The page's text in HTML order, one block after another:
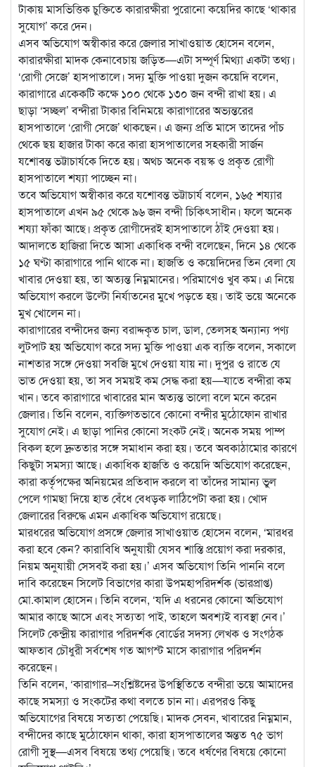
টাকায় মাসভিত্তিক চুক্তিতে কারারক্ষীরা পুরোনো কয়েদির কাছে ‘থাকার
সুযোগ’ করে দেন।
এসব অভিযোগ অস্বীকার করে জেলার সাখাওয়াত হোসেন বলেন,
কারারক্ষীরা মাদক কেনাবেচায় জড়িত—এটা সম্পূর্ণ মিথ্যা একটা তথ্য।
‘রোগী সেজে’ হাসপাতালে। সদ্য মুক্তি পাওয়া দুজন কয়েদি বলেন,
কারাগারে একেকটি কক্ষে ১০০ থেকে ১৩০ জন বন্দী রাখা হয়। এ
ছাড়া ‘সচ্ছল’ বন্দীরা টাকার বিনিময়ে কারাগারের অভ্যন্তরের
হাসপাতালে ‘রোগী সেজে’ থাকছেন। এ জন্য প্রতি মাসে তাদের পাঁচ
থেকে ছয় হাজার টাকা করে কারা হাসপাতালের সহকারী সার্জন
যশোবন্ত ভট্টাচার্যকে দিতে হয়। অথচ অনেক বয়স্ক ও প্রকৃত রোগী
হাসপাতালে শয্যা পাচ্ছেন না।
তবে অভিযোগ অস্বীকার করে যশোবন্ত ভট্টাচার্য বলেন, ১৬৫ শয্যার
হাসপাতালে এখন ৯৫ থেকে ৯৬ জন বন্দী চিকিৎসাধীন। ফলে অনেক
শয্যা ফাঁকা আছে। প্রকৃত রোগীদেরই হাসপাতালে ঠাঁই দেওয়া হয়।
আদালতে হাজিরা দিতে আসা একাধিক বন্দী বলেছেন, দিনে ১৪ থেকে
১৫ ঘণ্টা কারাগারে পানি থাকে না। হাজতি ও কয়েদিদের তিন বেলা যে
খাবার দেওয়া হয়, তা অত্যন্ত নিম্নমানের। পরিমাণেও খুব কম। এ নিয়ে
অভিযোগ করলে উল্টো নির্যাতনের মুখে পড়তে হয়। তাই ভয়ে অনেকে
মুখ খোলেন না।
কারাগারের বন্দীদের জন্য বরাদ্দকৃত চাল, ডাল, তেলসহ অন্যান্য পণ্য
লুটপাট হয় অভিযোগ করে সদ্য মুক্তি পাওয়া এক ব্যক্তি বলেন, সকালে
নাশতার সঙ্গে দেওয়া সবজি মুখে দেওয়া যায় না। দুপুর ও রাতে যে
ভাত দেওয়া হয়, তা সব সময়ই কম সেদ্ধ করা হয়—যাতে বন্দীরা কম
খান। তবে কারাগারে খাবারের মান অত্যন্ত ভালো বলে মনে করেন
জেলার। তিনি বলেন, ব্যক্তিগতভাবে কোনো বন্দীর মুঠোফোন রাখার
সুযোগ নেই। এ ছাড়া পানির কোনো সংকট নেই। অনেক সময় পাম্প
বিকল হলে দ্রুততার সঙ্গে সমাধান করা হয়। তবে অবকাঠামোর কারণে
কিছুটা সমস্যা আছে। একাধিক হাজতি ও কয়েদি অভিযোগ করেছেন,
কারা কর্তৃপক্ষের অনিয়মের প্রতিবাদ করলে বা তাঁদের সামান্য ভুল
পেলে গামছা দিয়ে হাত বেঁধে বেধড়ক লাঠিপেটা করা হয়। খোদ
জেলারের বিরুদ্ধে এমন একাধিক অভিযোগ রয়েছে।
মারধরের অভিযোগ প্রসঙ্গে জেলার সাখাওয়াত হোসেন বলেন, ‘মারধর
করা হবে কেন? কারাবিধি অনুযায়ী যেসব শাস্তি প্রয়োগ করা দরকার,
নিয়ম অনুযায়ী সেসবই করা হয়।’ এসব অভিযোগ তিনি পাননি বলে
দাবি করেছেন সিলেট বিভাগের কারা উপমহাপরিদর্শক (ভারপ্রাপ্ত)
মো.কামাল হোসেন। তিনি বলেন, ‘যদি এ ধরনের কোনো অভিযোগ
আমার কাছে আসে এবং সত্যতা পাই, তাহলে অবশ্যই ব্যবস্থা নেব।’
সিলেট কেন্দ্রীয় কারাগার পরিদর্শক বোর্ডের সদস্য লেখক ও সংগঠক
আফতাব চৌধুরী সর্বশেষ গত আগস্ট মাসে কারাগার পরিদর্শন
করেছেন।
তিনি বলেন, ‘কারাগার–সংশ্লিষ্টদের উপস্থিতিতে বন্দীরা ভয়ে আমাদের
কাছে সমস্যা ও সংকটের কথা বলতে চান না। এরপরও কিছু
অভিযোগের বিষয়ে সত্যতা পেয়েছি। মাদক সেবন, খাবারের নিম্নমান,
বন্দীদের কাছে মুঠোফোন থাকা, কারা হাসপাতালের অন্তত ৭৫ ভাগ
রোগী সুস্থ—এসব বিষয়ে তথ্য পেয়েছি। তবে ধর্ষণের বিষয়ে কোনো